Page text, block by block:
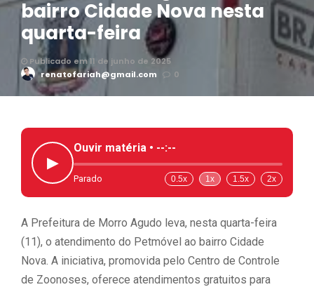
bairro Cidade Nova nesta
quarta-feira
Publicado em 11 de junho de 2025
renatofariah@gmail.com
0
▶
Ouvir matéria • --:--
Parado 0.5x 1x 1.5x 2x
A Prefeitura de Morro Agudo leva, nesta quarta-feira
(11), o atendimento do Petmóvel ao bairro Cidade
Nova. A iniciativa, promovida pelo Centro de Controle
de Zoonoses, oferece atendimentos gratuitos para